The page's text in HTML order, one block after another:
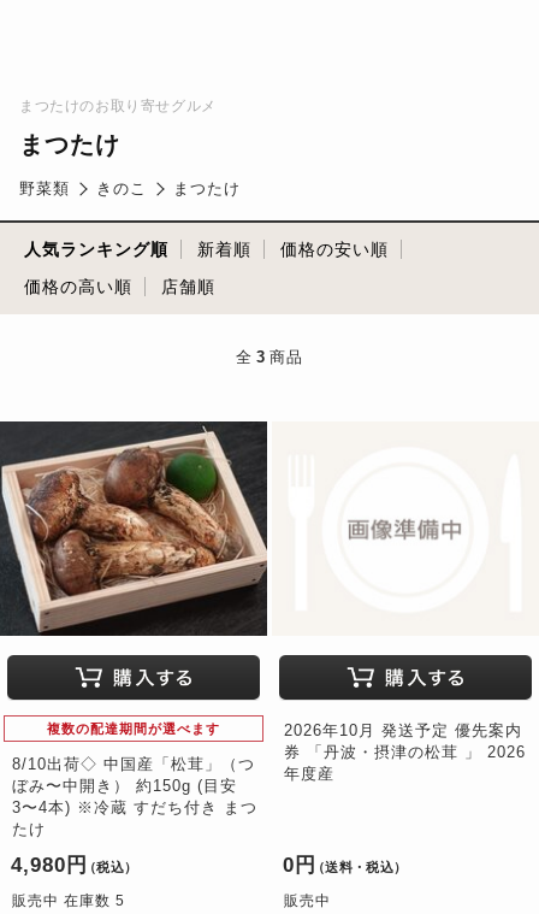
まつたけのお取り寄せグルメ
まつたけ
野菜類 きのこ まつたけ
人気ランキング順 新着順
価格の安い順
価格の高い順
店舗順
全 3 商品
複数の配達期間が選べます
8/10出荷◇ 中国産「松茸」（つ
ぼみ〜中開き） 約150g (目安
3〜4本) ※冷蔵 すだち付き まつ
たけ
4,980円 （税込）
販売中 在庫数 5
2026年10月 発送予定 優先案内
券 「丹波・摂津の松茸 」 2026
年度産
0円 （送料・税込）
販売中